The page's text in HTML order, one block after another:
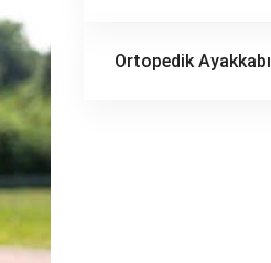
Ortopedik Ayakkabı